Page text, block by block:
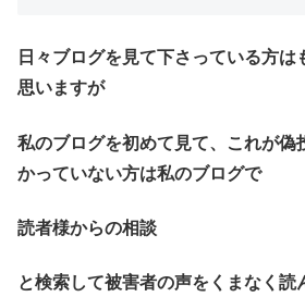
日々ブログを見て下さっている方は
思いますが
私のブログを初めて見て、これが偽
かっていない方は私のブログで
読者様からの相談
と検索して被害者の声をくまなく読